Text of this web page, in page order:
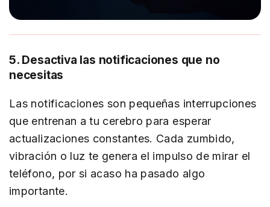
5. Desactiva las notificaciones que no
necesitas
Las notificaciones son pequeñas interrupciones
que entrenan a tu cerebro para esperar
actualizaciones constantes. Cada zumbido,
vibración o luz te genera el impulso de mirar el
teléfono, por si acaso ha pasado algo
importante.